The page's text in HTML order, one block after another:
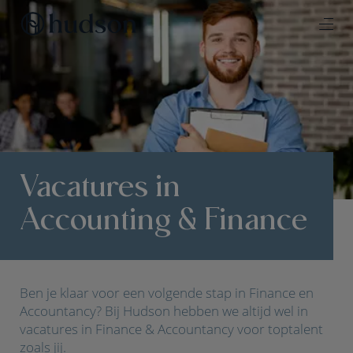
Vacatures in
Accounting & Finance
Ben je klaar voor een volgende stap in Finance en
Accountancy? Bij Hudson hebben we altijd wel in
vacatures in Finance & Accountancy voor toptalent
zoals jij.